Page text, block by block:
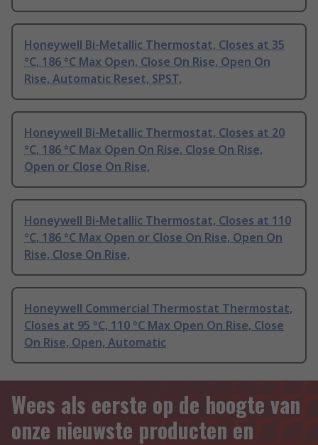
Honeywell Bi-Metallic Thermostat, Closes at 35
°C, 186 °C Max Open, Close On Rise, Open On
Rise, Automatic Reset, SPST,
Honeywell Bi-Metallic Thermostat, Closes at 20
°C, 186 °C Max Open On Rise, Close On Rise,
Open or Close On Rise,
Honeywell Bi-Metallic Thermostat, Closes at 110
°C, 186 °C Max Open or Close On Rise, Open On
Rise, Close On Rise,
Honeywell Commercial Thermostat Thermostat,
Closes at 95 °C, 110 °C Max Open On Rise, Close
On Rise, Open, Automatic
Wees als eerste op de hoogte van
onze nieuwste producten en